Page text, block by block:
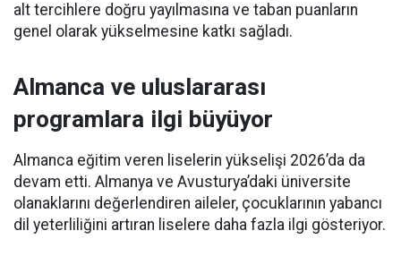
alt tercihlere doğru yayılmasına ve taban puanların
genel olarak yükselmesine katkı sağladı.
Almanca ve uluslararası
programlara ilgi büyüyor
Almanca eğitim veren liselerin yükselişi 2026’da da
devam etti. Almanya ve Avusturya’daki üniversite
olanaklarını değerlendiren aileler, çocuklarının yabancı
dil yeterliliğini artıran liselere daha fazla ilgi gösteriyor.